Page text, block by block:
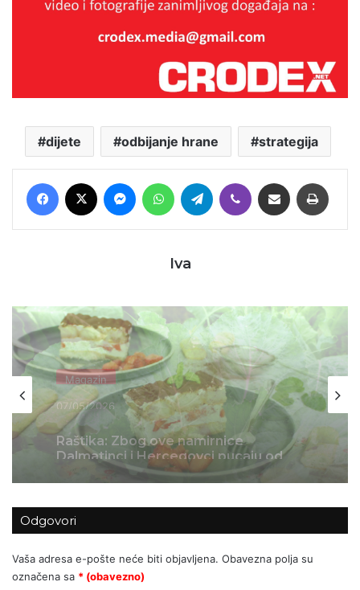
dijete odbijanje hrane strategija
Facebook MessengerWhatsAppTelegram Viber Podijeli putem E-maila
Iva
Magazin
05/05/2026
Sočni tiramisu s jagodama
Odgovori
Vaša adresa e-pošte neće biti objavljena. Obavezna polja su
označena sa * (obavezno)